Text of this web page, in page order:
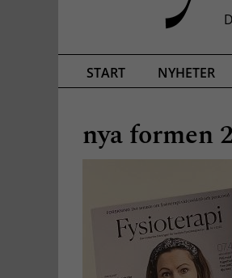
START NYHETER
nya formen